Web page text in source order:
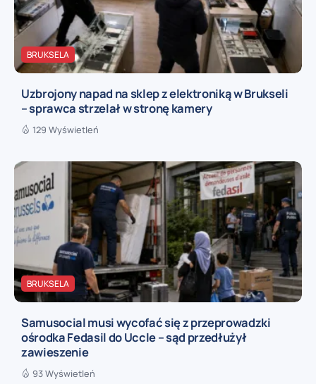
BRUKSELA
Uzbrojony napad na sklep z elektroniką w Brukseli
– sprawca strzelał w stronę kamery
129 Wyświetleń
BRUKSELA
Samusocial musi wycofać się z przeprowadzki
ośrodka Fedasil do Uccle – sąd przedłużył
zawieszenie
93 Wyświetleń